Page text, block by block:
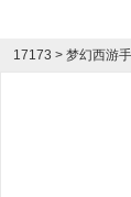
17173 > 梦幻西游